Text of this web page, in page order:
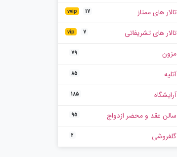
تالار های ممتاز vvip 17
تالار های تشریفاتی vip 7
مزون 79
آتلیه 85
آرایشگاه 185
سالن عقد و محضر ازدواج 95
گلفروشی 2